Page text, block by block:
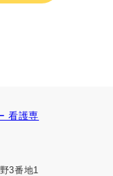
3番地1